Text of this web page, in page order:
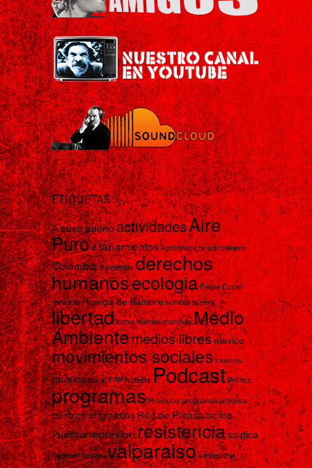
ETIQUETAS
A buen puertoactividadesAire
Puroallanamientos Ayotzinapa brasil callejera
Colombia conciertos derechos
humanosecologia Felipe Duran
femicidio Huelga de hambre kumbia queers
libertad lucha marcha marchas Medio
Ambientemedios libresmexico
movimientos sociales mujeres
música No al TPP Noticias Podcast Política
programas Promoció programas protesta
pueblos originariosRed de Prensa se los
Pueblosrepresionresistenciasalpica
Sucesos tocatas valparaiso vandalismo